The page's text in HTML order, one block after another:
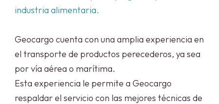
industria alimentaria.
Geocargo cuenta con una amplia experiencia en
el transporte de productos perecederos, ya sea
por vía aérea o marítima.
Esta experiencia le permite a Geocargo
respaldar el servicio con las mejores técnicas de